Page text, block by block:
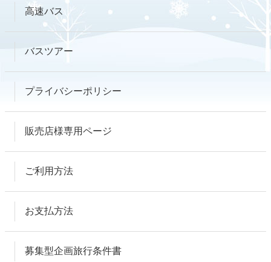
高速バス
バスツアー
プライバシーポリシー
販売店様専用ページ
ご利用方法
お支払方法
募集型企画旅行条件書